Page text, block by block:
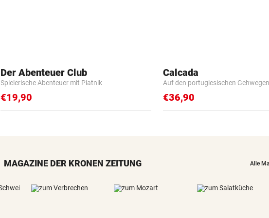
Der Abenteuer Club
Spielerische Abenteuer mit Piatnik
€19,90
Calcada
Auf den portugiesischen Gehwegen
€36,90
MAGAZINE DER KRONEN ZEITUNG Alle